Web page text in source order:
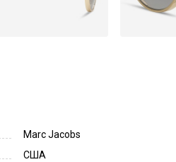
Marc Jacobs
США